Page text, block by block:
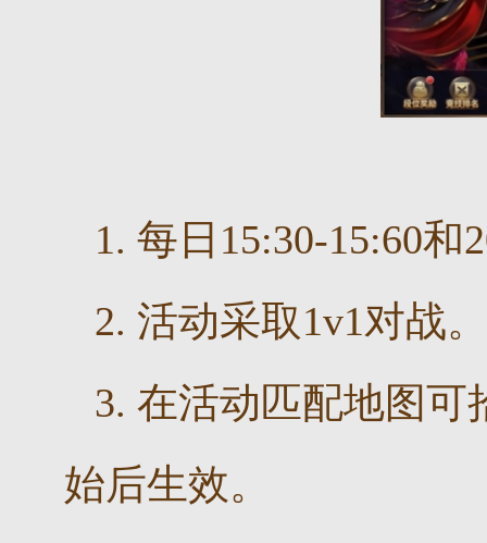
1. 每日15:30-15:60
2. 活动采取1v1对战。
3. 在活动匹配地图
始后生效。